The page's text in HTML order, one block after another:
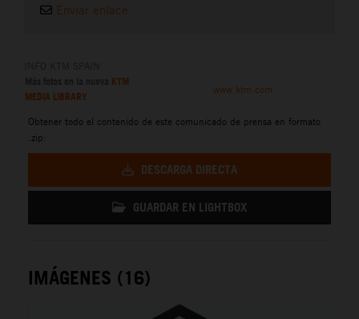
Enviar enlace
KTM
MEDIA LIBRARY
www.ktm.com
Obtener todo el contenido de este comunicado de prensa en formato
.zip:
DESCARGA DIRECTA
GUARDAR EN LIGHTBOX
IMÁGENES (16)